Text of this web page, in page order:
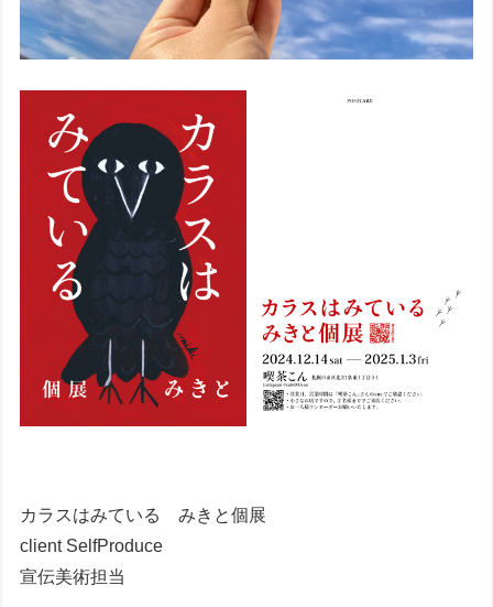
カラスはみている みきと個展
client SelfProduce
宣伝美術担当